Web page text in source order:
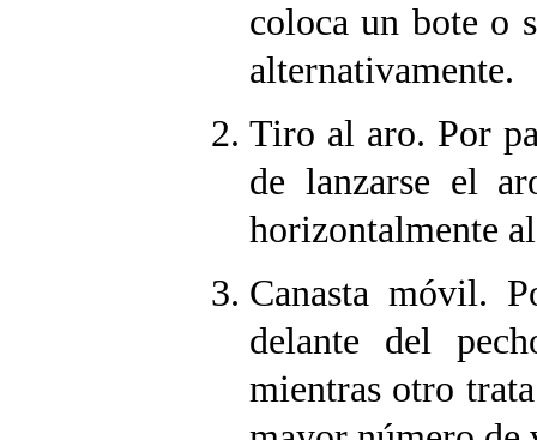
coloca un bote o
alternativamente.
Tiro al aro. Por
de lanzarse el
horizontalmente
Canasta móvil.
delante del
mientras otro